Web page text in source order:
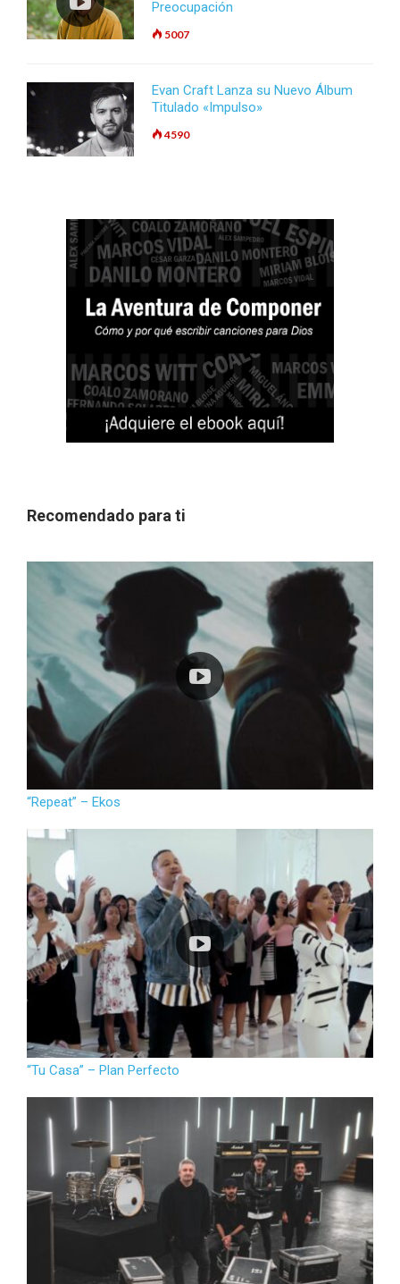
Preocupación
5007
Evan Craft Lanza su Nuevo Álbum
Titulado «Impulso»
4590
Recomendado para ti
“Repeat” – Ekos
“Tu Casa” – Plan Perfecto